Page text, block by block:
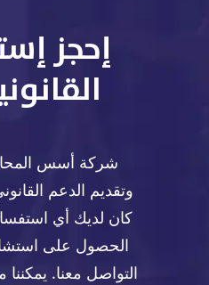
إحجز
شركة أسس
وتقديم الدعم
كان لديك أي
الحصول على
التواصل معنا.